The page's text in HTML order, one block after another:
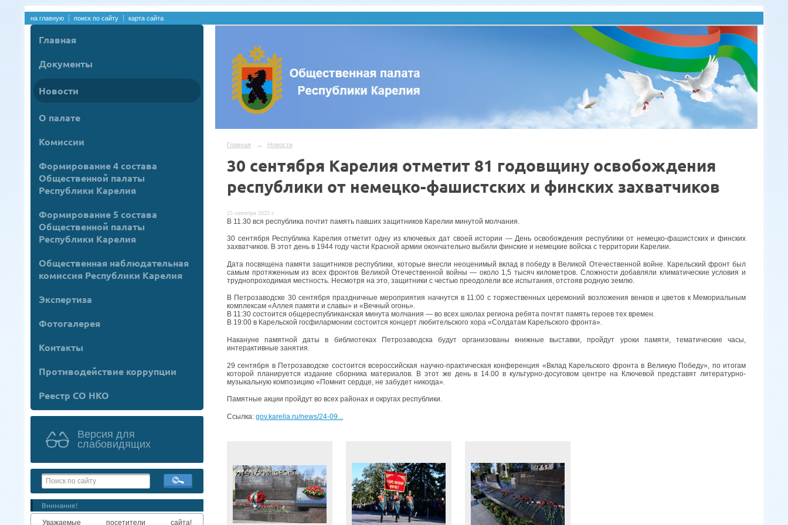
на главную поиск по сайту карта сайта
Главная
Документы
Новости
О палате
Комиссии
Формирование 4 состава
Общественной палаты
Республики Карелия
Формирование 5 состава
Общественной палаты
Республики Карелия
Общественная наблюдательная
комиссия Республики Карелия
Экспертиза
Фотогалерея
Контакты
Противодействие коррупции
Реестр СО НКО
Версия для
слабовидящих
Внимание!
Уважаемые посетители сайта!
Главная → Новости
30 сентября Карелия отметит 81 годовщину освобождения
республики от немецко-фашистских и финских захватчиков
25 сентября 2025 г.
В 11.30 вся республика почтит память павших защитников Карелии минутой молчания.
30 сентября Республика Карелия отметит одну из ключевых дат своей истории — День освобождения республики от немецко-фашистских и финских
захватчиков. В этот день в 1944 году части Красной армии окончательно выбили финские и немецкие войска с территории Карелии.
Дата посвящена памяти защитников республики, которые внесли неоценимый вклад в победу в Великой Отечественной войне. Карельский фронт был
самым протяженным из всех фронтов Великой Отечественной войны — около 1,5 тысяч километров. Сложности добавляли климатические условия и
труднопроходимая местность. Несмотря на это, защитники с честью преодолели все испытания, отстояв родную землю.
В Петрозаводске 30 сентября праздничные мероприятия начнутся в 11:00 с торжественных церемоний возложения венков и цветов к Мемориальным
комплексам «Аллея памяти и славы» и «Вечный огонь».
В 11:30 состоится общереспубликанская минута молчания — во всех школах региона ребята почтят память героев тех времен.
В 19:00 в Карельской госфилармонии состоится концерт любительского хора «Солдатам Карельского фронта».
Накануне памятной даты в библиотеках Петрозаводска будут организованы книжные выставки, пройдут уроки памяти, тематические часы,
интерактивные занятия.
29 сентября в Петрозаводске состоится всероссийская научно-практическая конференция «Вклад Карельского фронта в Великую Победу», по итогам
которой планируется издание сборника материалов. В этот же день в 14.00 в культурно-досуговом центре на Ключевой представят литературно-
музыкальную композицию «Помнит сердце, не забудет никогда».
Памятные акции пройдут во всех районах и округах республики.
Ссылка: gov.karelia.ru/news/24-09...